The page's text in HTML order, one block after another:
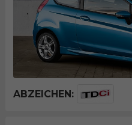
ABZEICHEN: